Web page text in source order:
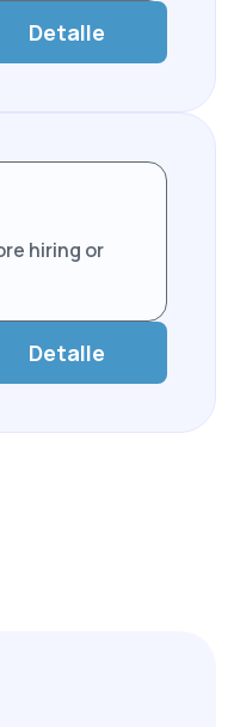
Detalle
hiring or
Detalle